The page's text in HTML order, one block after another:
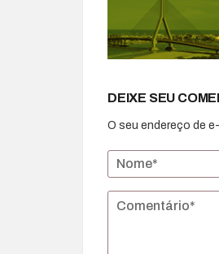
DEIXE SEU
O seu endereço de